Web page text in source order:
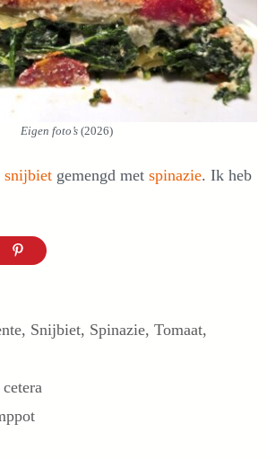
Eigen foto’s(2026)
snijbiet gemengd met spinazie. Ik heb
, Snijbiet, Spinazie, Tomaat,